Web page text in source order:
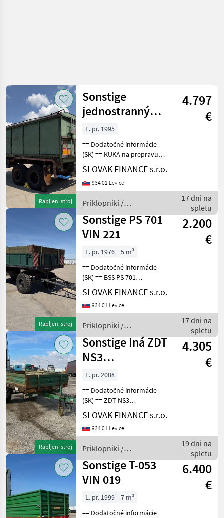
Rabljeni stroj
Sonstige
jednostranný
vyklápač prives
VIN 862
4.797
€
L. pr. 1995
== Dodatočné informácie
(SK) == KUKA na prepravu
sypkých materiálov -
jednostranný vyklápač,
bubnové brzdy, rozmery: Š-
SLOVAK FINANCE s.r.o.
934 01 Levice
Priklopniki /
Sonstige
17 dni na
spletu
Rabljeni stroj
Sonstige PS 701
VIN 221
2.200
€
L. pr. 1976
5 m³
== Dodatočné informácie
(SK) == BSS PS 701
dvojstranný vyklápač -
vlečka za traktor, r.v.
07/1976, oko - 40, komplet
plochy: D- 4, 48 m,
SLOVAK FINANCE s.r.o.
934 01 Levice
Priklopniki /
Sonstige
17 dni na
spletu
Rabljeni stroj
Sonstige Iná ZDT
NS3
jednonápravový
trojstranný
vyklápací
4.305
€
L. pr. 2008
== Dodatočné informácie
(SK) == ZDT NS3
jednonápravový
trojstranný vyklápací príves
2m3r.v. 11/2008,
celokovový, tažné 40,
vzduchové bubno
SLOVAK FINANCE s.r.o.
934 01 Levice
Priklopniki /
Sonstige
19 dni na
spletu
Sonstige T-053
VIN 019
6.400
€
L. pr. 1999
7 m³
== Dodatočné informácie